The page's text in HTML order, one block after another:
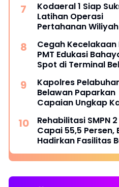
Terkait Unjuk Rasa
Petumbukan,
Kepala Desa
Zulhifan Saragih
Berikan Klarifikasi
Pengembangan
Kodaeral 1 Siap
Latihan Operasi
Pertahanan Wiliyah
Cegah Kecelakaan
PMT Edukasi
Spot di Terminal
Kapolres
Belawan Paparkan
Capaian Ungkap
Premanisme dan
Rehabilitasi SMPN
Capai 55,5 Persen,
Hadirkan Fasilitas
yang Lebih Layak